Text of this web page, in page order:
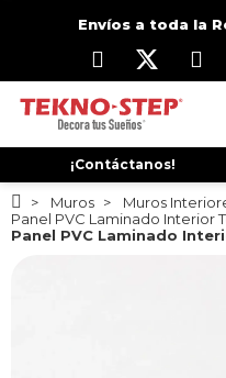
Envíos a toda la
¡Contáctanos!
Muros
Muros
Panel PVC Laminado Interior
Panel PVC Laminado